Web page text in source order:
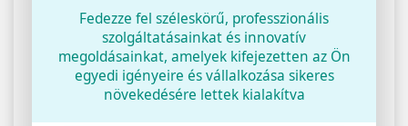
Fedezze fel széleskörű, professzionális
szolgáltatásainkat és innovatív
megoldásainkat, amelyek kifejezetten az Ön
egyedi igényeire és vállalkozása sikeres
növekedésére lettek kialakítva